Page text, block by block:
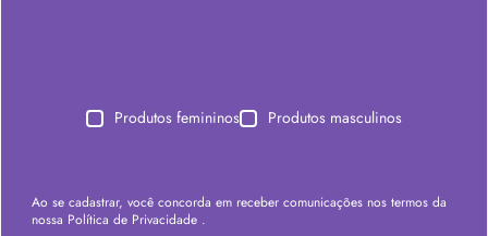
Produtos femininos Produtos masculinos
Ao se cadastrar, você concorda em receber comunicações nos termos da
nossa Política de Privacidade .